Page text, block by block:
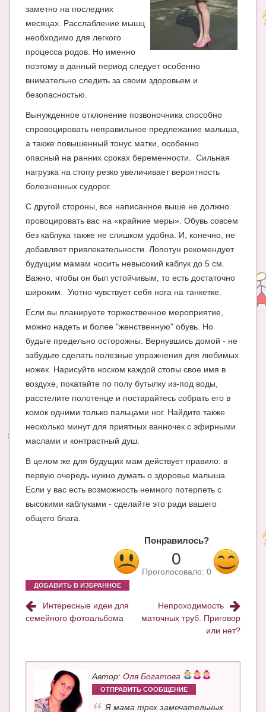
заметно на последних
месяцах. Расслабление мышц
необходимо для легкого
процесса родов. Но именно
поэтому в данный период следует особенно
внимательно следить за своим здоровьем и
безопасностью.
Вынужденное отклонение позвоночника способно
спровоцировать неправильное предлежание малыша,
а также повышенный тонус матки, особенно
опасный на ранних сроках беременности. Сильная
нагрузка на стопу резко увеличивает вероятность
болезненных судорог.
С другой стороны, все написанное выше не должно
провоцировать вас на «крайние меры». Обувь совсем
без каблука также не слишком удобна. И, конечно, не
добавляет привлекательности. Лопотун рекомендует
будущим мамам носить невысокий каблук до 5 см.
Важно, чтобы он был устойчивым, то есть достаточно
широким. Уютно чувствует себя нога на танкетке.
Если вы планируете торжественное мероприятие,
можно надеть и более "женственную" обувь. Но
будьте предельно осторожны. Вернувшись домой - не
забудьте сделать полезные упражнения для любимых
ножек. Нарисуйте носком каждой стопы свое имя в
воздухе, покатайте по полу бутылку из-под воды,
расстелите полотенце и постарайтесь собрать его в
комок одними только пальцами ног. Найдите также
несколько минут для приятных ванночек с эфирными
маслами и контрастный душ.
В целом же для будущих мам действует правило: в
первую очередь нужно думать о здоровье малыша.
Если у вас есть возможность немного потерпеть с
высокими каблуками - сделайте это ради вашего
общего блага.
Понравилось?
0
Проголосовало: 0
ДОБАВИТЬ В ИЗБРАННОЕ
Интересные идеи для
семейного фотоальбома
Непроходимость
маточных труб. Приговор
или нет?
Автор: Оля Богатова
ОТПРАВИТЬ СООБЩЕНИЕ
Я мама трех замечательных